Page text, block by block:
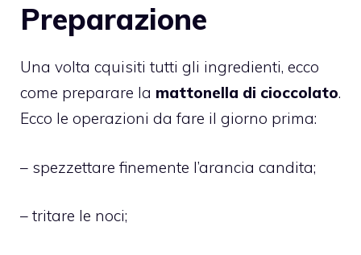
Preparazione
Una volta cquisiti tutti gli ingredienti, ecco
come preparare la mattonella di cioccolato.
Ecco le operazioni da fare il giorno prima:
– spezzettare finemente l’arancia candita;
– tritare le noci;